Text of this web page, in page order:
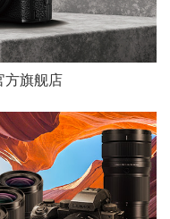
方旗舰店